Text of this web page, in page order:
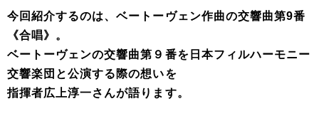
今回紹介するのは、ベートーヴェン作曲の交響曲第9番
《合唱》。
ベートーヴェンの交響曲第９番を日本フィルハーモニー
交響楽団と公演する際の想いを
指揮者広上淳一さんが語ります。